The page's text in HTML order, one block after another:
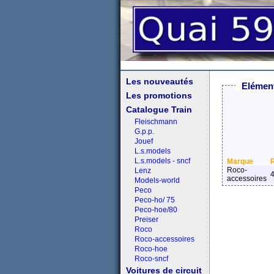
Les nouveautés
Les promotions
Catalogue Train
Fleischmann
G.p.p.
Jouef
L.s.models
L.s.models - sncf
Lenz
Models-world
Peco
Peco-ho/ 75
Peco-hoe/80
Preiser
Roco
Roco-accessoires
Roco-hoe
Roco-sncf
Voitures de circuit
Marque
Roco-
accessoires